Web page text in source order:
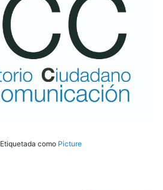
Etiquetada como Picture